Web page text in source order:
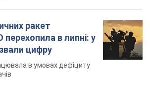
ракет
перехопила в липні: у
цифру
в умовах дефіциту